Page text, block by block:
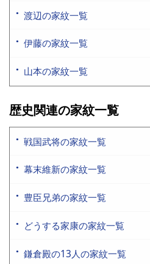
渡辺の家紋一覧
伊藤の家紋一覧
山本の家紋一覧
歴史関連の家紋一覧
戦国武将の家紋一覧
幕末維新の家紋一覧
豊臣兄弟の家紋一覧
どうする家康の家紋一覧
鎌倉殿の13人の家紋一覧